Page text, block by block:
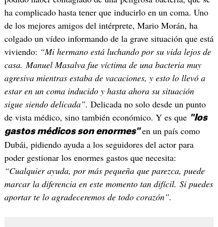
ha complicado hasta tener que inducirlo en un coma. Uno
de los mejores amigos del intérprete, Mario Morán, ha
colgado un vídeo informando de la grave situación que está
viviendo: “Mi hermano está luchando por su vida lejos de
casa. Manuel Masalva fue víctima de una bacteria muy
agresiva mientras estaba de vacaciones, y esto lo llevó a
estar en un coma inducido y hasta ahora su situación
sigue siendo delicada”. Delicada no solo desde un punto
de vista médico, sino también económico. Y es que "los
gastos médicos son enormes" en un país como
Dubái, pidiendo ayuda a los seguidores del actor para
poder gestionar los enormes gastos que necesita:
“Cualquier ayuda, por más pequeña que parezca, puede
marcar la diferencia en este momento tan difícil. Si puedes
aportar te lo agradeceremos de todo corazón”.